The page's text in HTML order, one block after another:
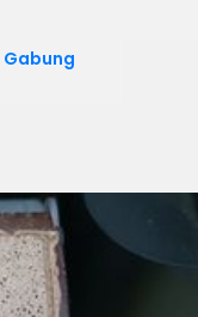
Gabung